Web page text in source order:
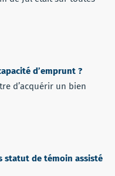
d’emprunt ?
d’acquérir un bien
statut de témoin assisté